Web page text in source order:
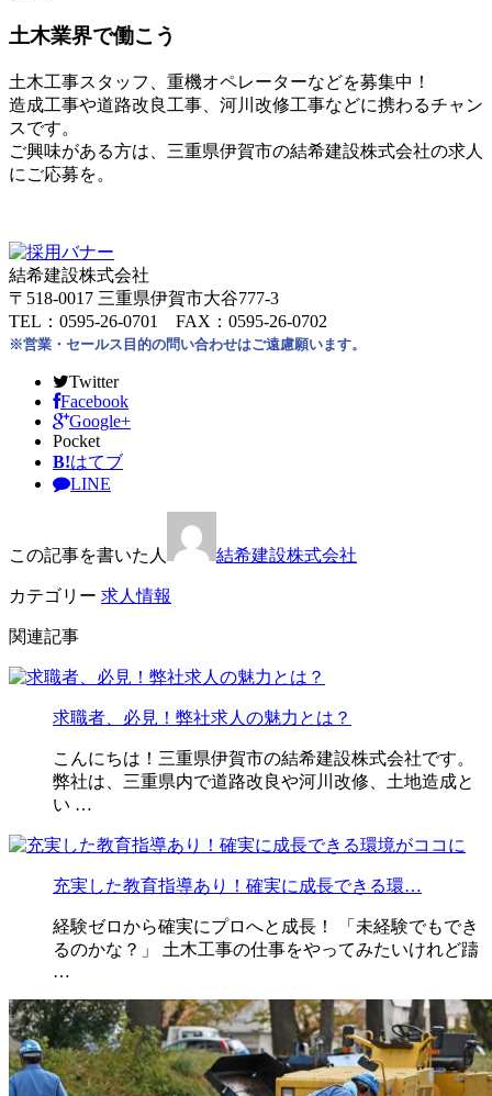
土木業界で働こう
土木工事スタッフ、重機オペレーターなどを募集中！
造成工事や道路改良工事、河川改修工事などに携わるチャン
スです。
ご興味がある方は、三重県伊賀市の結希建設株式会社の求人
にご応募を。
結希建設株式会社
〒518-0017 三重県伊賀市大谷777-3
TEL：0595-26-0701 FAX：0595-26-0702
※営業・セールス目的の問い合わせはご遠慮願います。
Twitter
Facebook
Google+
Pocket
B!はてブ
LINE
この記事を書いた人 結希建設株式会社
カテゴリー 求人情報
関連記事
求職者、必見！弊社求人の魅力とは？
こんにちは！三重県伊賀市の結希建設株式会社です。
弊社は、三重県内で道路改良や河川改修、土地造成と
い …
充実した教育指導あり！確実に成長できる環…
経験ゼロから確実にプロへと成長！ 「未経験でもでき
るのかな？」 土木工事の仕事をやってみたいけれど躊
…